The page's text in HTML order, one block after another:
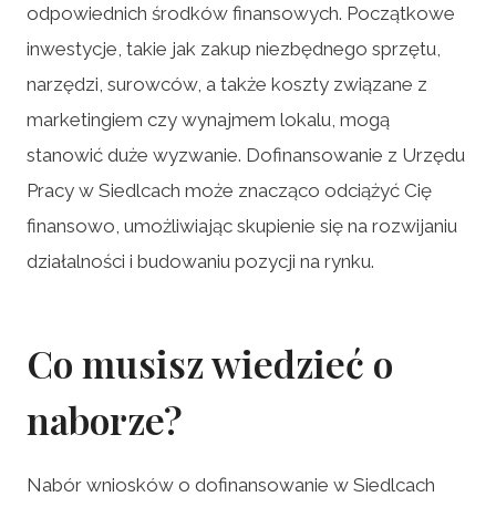
odpowiednich środków finansowych. Początkowe
inwestycje, takie jak zakup niezbędnego sprzętu,
narzędzi, surowców, a także koszty związane z
marketingiem czy wynajmem lokalu, mogą
stanowić duże wyzwanie. Dofinansowanie z Urzędu
Pracy w Siedlcach może znacząco odciążyć Cię
finansowo, umożliwiając skupienie się na rozwijaniu
działalności i budowaniu pozycji na rynku.
Co musisz wiedzieć o
naborze?
Nabór wniosków o dofinansowanie w Siedlcach